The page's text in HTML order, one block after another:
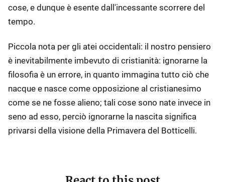
cose, e dunque è esente dall'incessante scorrere del
tempo.
Piccola nota per gli atei occidentali: il nostro pensiero
è inevitabilmente imbevuto di cristianità: ignorarne la
filosofia è un errore, in quanto immagina tutto ciò che
nacque e nasce come opposizione al cristianesimo
come se ne fosse alieno; tali cose sono nate invece in
seno ad esso, perciò ignorarne la nascita significa
privarsi della visione della Primavera del Botticelli.